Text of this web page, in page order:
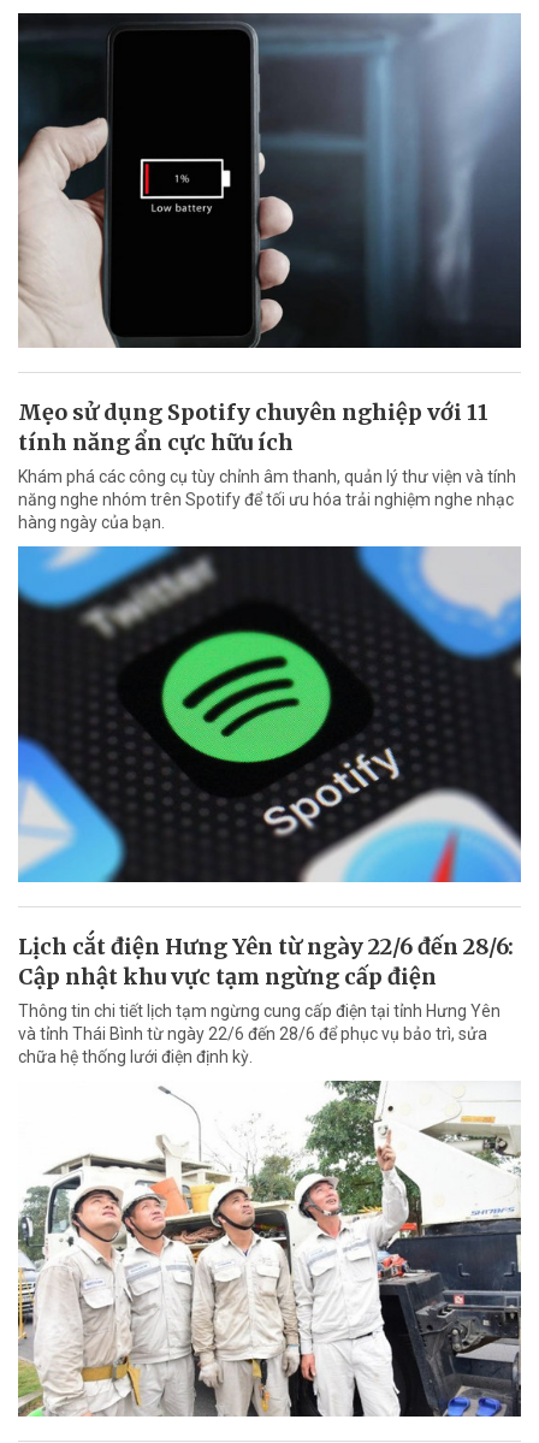
Mẹo sử dụng Spotify chuyên nghiệp với 11
tính năng ẩn cực hữu ích
Khám phá các công cụ tùy chỉnh âm thanh, quản lý thư viện và tính
năng nghe nhóm trên Spotify để tối ưu hóa trải nghiệm nghe nhạc
hàng ngày của bạn.
Lịch cắt điện Hưng Yên từ ngày 22/6 đến 28/6:
Cập nhật khu vực tạm ngừng cấp điện
Thông tin chi tiết lịch tạm ngừng cung cấp điện tại tỉnh Hưng Yên
và tỉnh Thái Bình từ ngày 22/6 đến 28/6 để phục vụ bảo trì, sửa
chữa hệ thống lưới điện định kỳ.